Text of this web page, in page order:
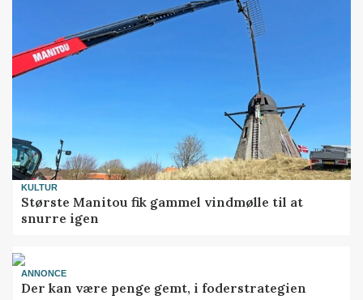
KULTUR
Største Manitou fik gammel vindmølle til at
snurre igen
ANNONCE
Der kan være penge gemt, i foderstrategien